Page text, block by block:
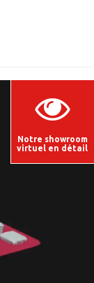
Notre showroom
virtuel en détail